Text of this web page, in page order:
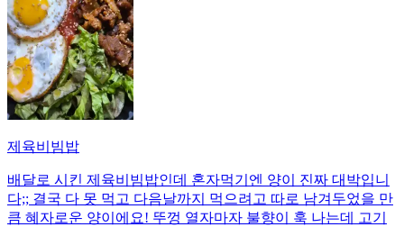
제육비빔밥
배달로 시킨 제육비빔밥인데 혼자먹기엔 양이 진짜 대박입니
다;; 결국 다 못 먹고 다음날까지 먹으려고 따로 남겨두었을 만
큼 혜자로운 양이에요! 뚜껑 열자마자 불향이 훅 나는데 고기